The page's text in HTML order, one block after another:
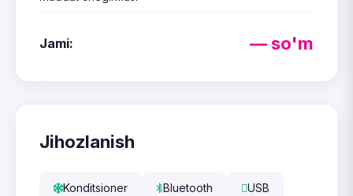
Jami: — so'm
Jihozlanish
Konditsioner Bluetooth USB